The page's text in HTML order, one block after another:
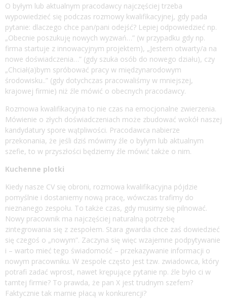
O byłym lub aktualnym pracodawcy najczęściej trzeba
wypowiedzieć się podczas rozmowy kwalifikacyjnej, gdy pada
pytanie: dlaczego chce pan/pani odejść? Lepiej odpowiedzieć np.
„Obecnie poszukuję nowych wyzwań…” (w przypadku gdy np.
firma startuje z innowacyjnym projektem), „Jestem otwarty/a na
nowe doświadczenia…” (gdy szuka osób do nowego działu), czy
„Chciał(a)bym spróbować pracy w międzynarodowym
środowisku..” (gdy dotychczas pracowaliśmy w mniejszej,
krajowej firmie) niż źle mówić o obecnych pracodawcy.
Rozmowa kwalifikacyjna to nie czas na emocjonalne zwierzenia.
Mówienie o złych doświadczeniach może zbudować wokół naszej
kandydatury spore wątpliwości. Pracodawca nabierze
przekonania, że jeśli dziś mówimy źle o byłym lub aktualnym
szefie, to w przyszłości będziemy źle mówić także o nim.
Kuchenne plotki
Kiedy nasze CV się obroni, rozmowa kwalifikacyjna pójdzie
pomyślnie i dostaniemy nową pracę, wówczas trafimy do
nieznanego zespołu. To także czas, gdy musimy się pilnować.
Nowy pracownik ma najczęściej naturalną potrzebę
zintegrowania się z zespołem. Stara gwardia chce zaś dowiedzieć
się czegoś o „nowym”. Zaczyna się więc wzajemne podpytywanie
i – warto mieć tego świadomość – przekazywanie informacji o
nowym pracowniku. W zespole często jest tzw. zwiadowca, który
potrafi zadać wprost, nawet krępujące pytanie np. źle było ci w
tamtej firmie? To prawda, że pan X jest trudnym szefem?
Faktycznie tak marnie płacą w konkurencji?